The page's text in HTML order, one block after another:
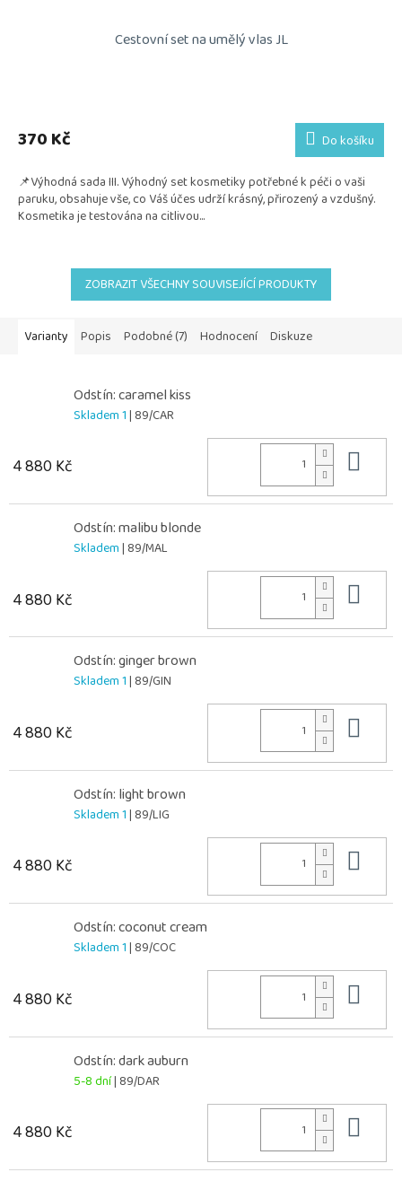
Cestovní set na umělý vlas JL
produktu
je
z
5
hvězdiček.
370 Kč Do košíku
📌Výhodná sada III. Výhodný set kosmetiky potřebné k péči o vaši
paruku, obsahuje vše, co Váš účes udrží krásný, přirozený a vzdušný.
Kosmetika je testována na citlivou...
ZOBRAZIT VŠECHNY SOUVISEJÍCÍ PRODUKTY
Varianty Popis Podobné (7) Hodnocení Diskuze
Odstín: caramel kiss
Skladem 1| 89/CAR
4 880 Kč
Odstín: malibu blonde
Skladem| 89/MAL
4 880 Kč
Odstín: ginger brown
Skladem 1| 89/GIN
4 880 Kč
Odstín: light brown
Skladem 1| 89/LIG
4 880 Kč
Odstín: coconut cream
Skladem 1| 89/COC
4 880 Kč
Odstín: dark auburn
5-8 dní| 89/DAR
4 880 Kč